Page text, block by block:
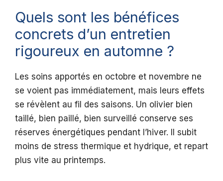
Quels sont les bénéfices
concrets d’un entretien
rigoureux en automne ?
Les soins apportés en octobre et novembre ne
se voient pas immédiatement, mais leurs effets
se révèlent au fil des saisons. Un olivier bien
taillé, bien paillé, bien surveillé conserve ses
réserves énergétiques pendant l’hiver. Il subit
moins de stress thermique et hydrique, et repart
plus vite au printemps.